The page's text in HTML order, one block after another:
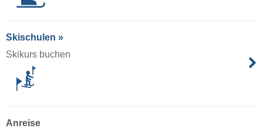
Skischulen »
Skikurs buchen
Anreise